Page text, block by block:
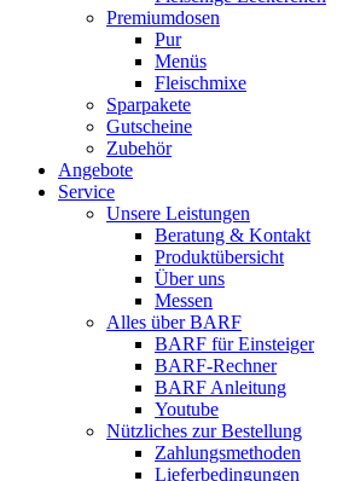
Premiumdosen
Pur
Menüs
Fleischmixe
Sparpakete
Gutscheine
Zubehör
Angebote
Service
Unsere Leistungen
Beratung & Kontakt
Produktübersicht
Über uns
Messen
Alles über BARF
BARF für Einsteiger
BARF-Rechner
BARF Anleitung
Youtube
Nützliches zur Bestellung
Zahlungsmethoden
Lieferbedingungen